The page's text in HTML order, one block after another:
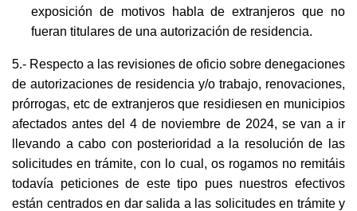
exposición de motivos habla de extranjeros que no
fueran titulares de una autorización de residencia.
5.- Respecto a las revisiones de oficio sobre denegaciones
de autorizaciones de residencia y/o trabajo, renovaciones,
prórrogas, etc de extranjeros que residiesen en municipios
afectados antes del 4 de noviembre de 2024, se van a ir
llevando a cabo con posterioridad a la resolución de las
solicitudes en trámite, con lo cual, os rogamos no remitáis
todavía peticiones de este tipo pues nuestros efectivos
están centrados en dar salida a las solicitudes en trámite y